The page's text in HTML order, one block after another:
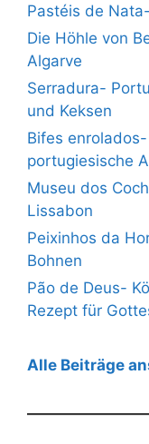
Pastéis de
Die Höhle von
Algarve
Serradura-
und Keksen
Bifes
portugiesische
Museu dos
Lissabon
Peixinhos da
Bohnen
Pão de Deus-
Rezept für
Alle Beiträge